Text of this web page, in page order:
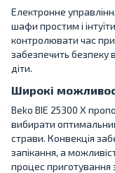
Електронне
шафи простим і
контролювати час
забезпечить безпеку
діти.
Широкі
Beko BIE 25300 X
вибирати
страви. Конвекція
запікання, а
процес приготування